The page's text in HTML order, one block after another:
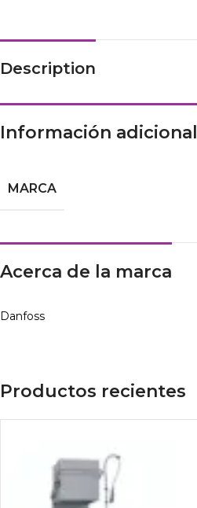
Description
Información adicional
MARCA
Acerca de la marca
Danfoss
Productos recientes